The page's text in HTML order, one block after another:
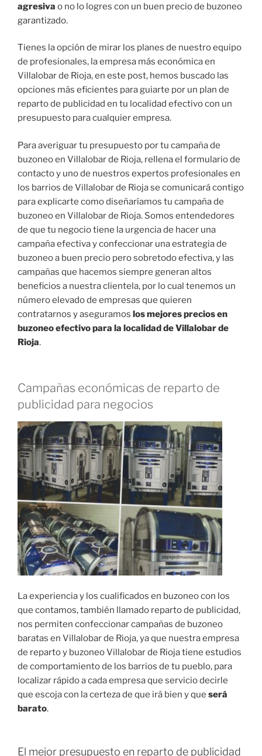
agresiva o no lo logres con un buen precio de buzoneo
garantizado.
Tienes la opción de mirar los planes de nuestro equipo
de profesionales, la empresa más económica en
Villalobar de Rioja, en este post, hemos buscado las
opciones más eficientes para guiarte por un plan de
reparto de publicidad en tu localidad efectivo con un
presupuesto para cualquier empresa.
Para averiguar tu presupuesto por tu campaña de
buzoneo en Villalobar de Rioja, rellena el formulario de
contacto y uno de nuestros expertos profesionales en
los barrios de Villalobar de Rioja se comunicará contigo
para explicarte como diseñaríamos tu campaña de
buzoneo en Villalobar de Rioja. Somos entendedores
de que tu negocio tiene la urgencia de hacer una
campaña efectiva y confeccionar una estrategia de
buzoneo a buen precio pero sobretodo efectiva, y las
campañas que hacemos siempre generan altos
beneficios a nuestra clientela, por lo cual tenemos un
número elevado de empresas que quieren
contratarnos y aseguramos los mejores precios en
buzoneo efectivo para la localidad de Villalobar de
Rioja.
Campañas económicas de reparto de
publicidad para negocios
La experiencia y los cualificados en buzoneo con los
que contamos, también llamado reparto de publicidad,
nos permiten confeccionar campañas de buzoneo
baratas en Villalobar de Rioja, ya que nuestra empresa
de reparto y buzoneo Villalobar de Rioja tiene estudios
de comportamiento de los barrios de tu pueblo, para
localizar rápido a cada empresa que servicio decirle
que escoja con la certeza de que irá bien y que será
barato.
El mejor presupuesto en reparto de publicidad